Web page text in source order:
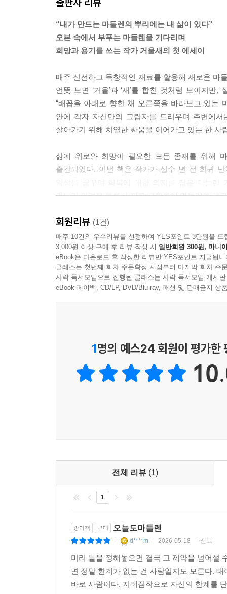
--- 「팥빙수 마들렌」 중에서
미리 틀을 정해놓으면 결국 그 제약을 넘어설 수
한계가 없는 건 사람일지도 모른다. 태어날 때부
레짐작으로 자신의 한계를 단정 짓지 말고 앞으
--- 「간장 캐러멜 초당옥수수 마들렌」 중에서
질병은 이토록 사람을 죄스럽게 만든다. 병이 든
쯤 있다는 걸 구태여 따질 이유도 방법도 없는 일
을 때 어머니는 스스로 죄인이 되었고, 어머니가
봄의 향기를 가득 담아 절여둔 딸기, 뜨겁게 달아
언제나처럼 봄은 그렇게 곧장 찾아와주지 않겠지
봄이 꽃처럼 피어날 테니까. 그렇게 흘러갈 테니
--- 「딸기 정과 마들렌」 중에서
“내가 만드는 마들렌의 뿌리에는 내 삶이 있다”
오븐 속에서 부푸는 마들렌을 기다리며
희망과 용기를 쓰는 작가 거울새의 첫 에세이
매주 신선하고 독창적인 재료를 활용해 새로운 마
언뜻 보면 ‘거울’과 ‘새’를 합친 것처럼 보이지만
“배꼽을 아래로 향한 채 오른쪽을 바라보고 있는
안에 각자 자신만의 그림자를 드리우며 주변에
살아가기 위해 치열한 싸움을 이어가고 있는 한 사
삶에 위로와 희망이 필요한 모든 존재를 위해
출간되었다. 이번 책은 작가가 십수 년 전 희귀
만나기 어려운 독특한 재료를 활용해 마들렌을 굽
병과 원치 않는 조우를 하고 난 뒤부터 작가에게
유독 계절 변화에 민감해져서 “춘곤증”을 호소하
않고 색다른 조합의 마들렌을 굽는다. 계절마다
개성적인 모양으로 태어난다. 계절별로 풍성한
마들렌을 구워낼 수 있다는 사실은 작가에게
마들렌들은 우리가 삶에서 놓쳤던 작고 소중한
있는 그대로의 내 모습을 사랑하기
그러나 삶은 지독할 정도로 아프다. 좀체 호락
수없는 자기 검열과 고군분투가 있었을 것이다.
나타내지 못”해 자신의 이야기를 쓰는 것조차 두
제과제빵을 배워본 적 없는 사람이 가장 쉽게
재료들에 대한 깊은 이해는 자기 자신을 새로
타인에게 건네는 정성이 꼭 복잡할 필요는 없다
‘마들렌적 상상력’이다. 보자마자 단번에 ‘크리
누구나 쉽게 만들 수 있다는 것. 원한다면 다양
이들에게 거울새가 주고 싶은 메시지가 바로 여기
회원리뷰 (1건)
매주 10건의 우수리뷰를 선정하여 YES포인트 3만원을 드
3,000원 이상 구매 후 리뷰 작성 시 일반회원 300원, 마니
eBook은 다운로드 후 작성한 리뷰만 YES포인트 지급됩니
클래스는 첫번째 회차 주문확정 시점부터 마지막 회차 주
사락 독서모임으로 진행된 클래스는 사락 독서모임 게시
eBook 페이백, CD/LP, DVD/Blu-ray, 패션 및 판매금지 상
1명의 예스24 회원이 평가한
전체 리뷰 (1)
1
종이책 구매 오늘도마들렌
d****m 2026-05-18 신고
미리 틀을 정해놓으면 결국 그 제약을 넘어설
면 정말 한계가 없는 건 사람일지도 모른다.
바로 사람이다. 지레짐작으로 자신의 한계를